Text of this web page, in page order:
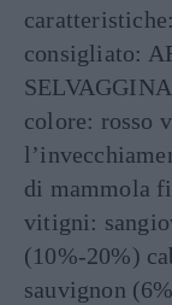
consigliato:
colore: rosso
di mammola
vitigni:
(10%-20%)
sauvignon